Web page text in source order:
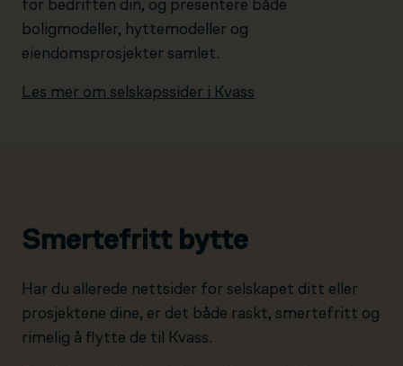
for bedriften din, og presentere både
boligmodeller, hyttemodeller og
eiendomsprosjekter samlet.
Les mer om selskapssider i Kvass
Smertefritt bytte
Har du allerede nettsider for selskapet ditt eller
prosjektene dine, er det både raskt, smertefritt og
rimelig å flytte de til Kvass.